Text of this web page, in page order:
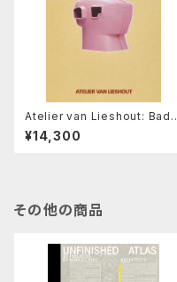
Atelier van Lieshout: Bad I
deas for Good Living
¥14,300
その他の商品